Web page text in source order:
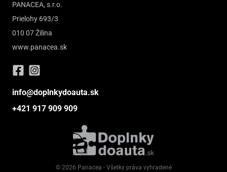
PANACEA, s.r.o.
Prielohy 693/3
010 07 Žilina
www.panacea.sk
info@doplnkydoauta.sk
+421 917 909 909
© 2026 Panacea - Všetky práva vyhradené